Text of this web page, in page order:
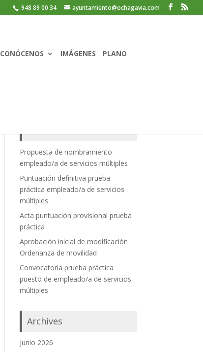
948 89 00 34 ayuntamiento@ochagavia.com
CONÓCENOS IMÁGENES PLANO
Propuesta de nombramiento
empleado/a de servicios múltiples
Puntuación definitiva prueba
práctica empleado/a de servicios
múltiples
Acta puntuación provisional prueba
práctica
Aprobación inicial de modificación
Ordenanza de movilidad
Convocatoria prueba práctica
puesto de empleado/a de servicios
múltiples
Archives
junio 2026